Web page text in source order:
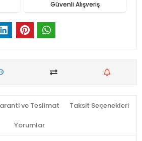
Güvenli Alışveriş
ve Teslimat Taksit Seçenekleri
Yorumlar